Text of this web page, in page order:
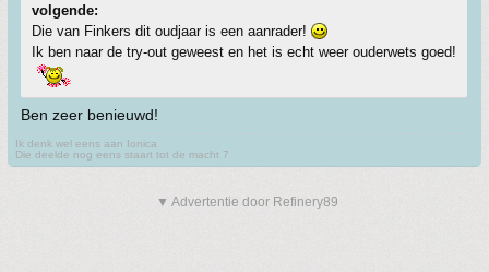
volgende:
Die van Finkers dit oudjaar is een aanrader!
Ik ben naar de try-out geweest en het is echt weer ouderwets goed!
Ben zeer benieuwd!
Ik denk wel eens aan Ionica
Die deelde nog eens staart tot de macht 7
▼ Advertentie door Refinery89